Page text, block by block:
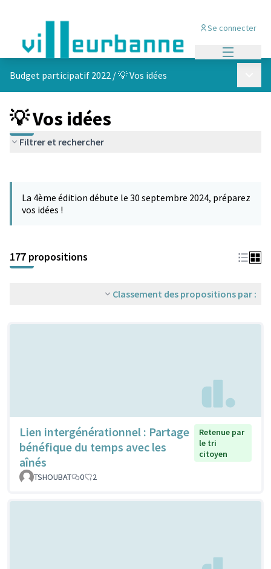
Se connecter
Budget participatif 2022 /💡 Vos idées
💡 Vos idées
Filtrer et rechercher
−
La 4ème édition débute le 30 septembre 2024, préparez
vos idées !
177 propositions
Classement des propositions par :
Lien intergénérationnel : Partage
bénéfique du temps avec les
aînés
Retenue par
le tri
citoyen
TSHOUBAT 0 2